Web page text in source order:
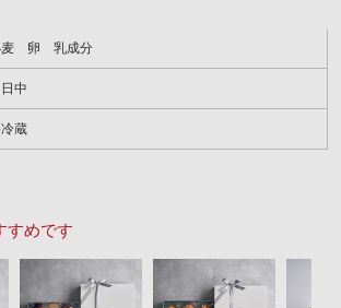
麦 卵 乳成分
中
蔵
すめです